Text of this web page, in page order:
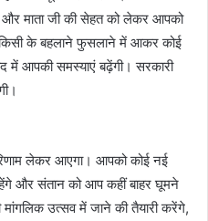
और माता जी की सेहत को लेकर आपको
किसी के बहलाने फुसलाने में आकर कोई
में आपकी समस्याएं बढ़ेंगी। सरकारी
लेकर आएगा। आपको कोई नई
और संतान को आप कहीं बाहर घूमने
उत्सव में जाने की तैयारी करेंगे,